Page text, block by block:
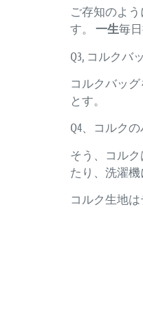
ご存知のよ
す。 一生毎
Q3, コルクバ
コルクバッ
とす。
Q4、コルク
そう、コル
たり、洗濯機
コルク生地